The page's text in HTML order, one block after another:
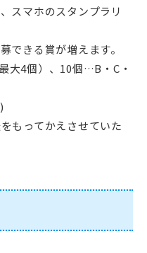
スマホのスタンプラリ
できる賞が増えます。
大4個）、10個…B・C・
もってかえさせていた